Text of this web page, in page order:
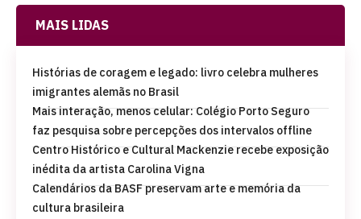
MAIS LIDAS
Histórias de coragem e legado: livro celebra mulheres
imigrantes alemãs no Brasil
Mais interação, menos celular: Colégio Porto Seguro
faz pesquisa sobre percepções dos intervalos offline
Centro Histórico e Cultural Mackenzie recebe exposição
inédita da artista Carolina Vigna
Calendários da BASF preservam arte e memória da
cultura brasileira